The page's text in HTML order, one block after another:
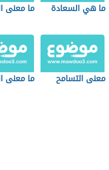
ما هي السعادة ما معنى
معنى التسامح ما معنى